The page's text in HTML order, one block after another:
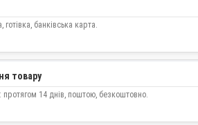
готівка, банківська карта.
товару
протягом 14 днів, поштою, безкоштовно.